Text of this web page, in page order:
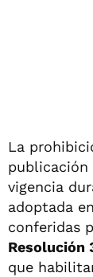
La
publicación
vigencia
adoptada
conferidas
Resolución
que